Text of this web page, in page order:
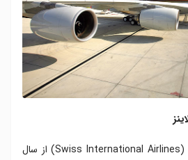
سوئیس اینترنشنال ایرلاینز (Swiss International Airlines) از سال